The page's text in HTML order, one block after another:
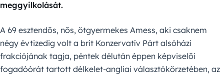
meggyilkolását.
A 69 esztendős, nős, ötgyermekes Amess, aki csaknem
négy évtizedig volt a brit Konzervatív Párt alsóházi
frakciójának tagja, péntek délután éppen képviselői
fogadóórát tartott délkelet-angliai választókörzetében, az